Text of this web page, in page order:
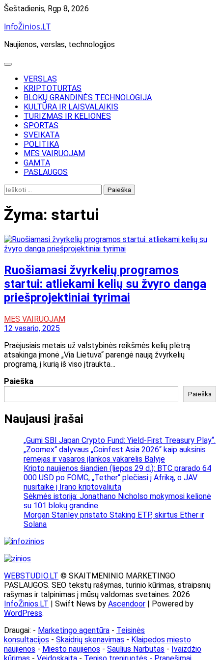
Skip
content
Šeštadienis, Rgp 8, 2026
InfoŽinios.LT
Naujienos, verslas, technologijos
VERSLAS
KRIPTOTURTAS
BLOKŲ GRANDINĖS TECHNOLOGIJA
KULTŪRA IR LAISVALAIKIS
TURIZMAS IR KELIONĖS
SPORTAS
SVEIKATA
POLITIKA
MES VAIRUOJAM
GAMTA
PASLAUGOS
Ieškoti:
Žyma: startui
Ruošiamasi žvyrkelių programos
startui: atliekami kelių su žvyro danga
priešprojektiniai tyrimai
MES VAIRUOJAM
12 vasario, 2025
Praėjusiais metais už valstybinės reikšmės kelių plėtrą
atsakinga įmonė „Via Lietuva“ parengė naują žvyrkelių
programą, į kurią iš viso įtraukta…
Paieška
Paieška
Naujausi įrašai
„Gumi SBI Japan Crypto Fund: Yield-First Treasury Play“.
„Zoomex“ dalyvaus „Coinfest Asia 2026“ kaip auksinis
rėmėjas ir vasaros įlankos vakarėlis Balyje
Kripto naujienos šiandien (liepos 29 d.): BTC prarado 64
000 USD po FOMC, „Tether“ plečiasi į Afriką, o JAV
nusitaikė į Irano kriptovaliutą
Sėkmės istorija: Jonathano Nicholso mokymosi kelionė
su 101 blokų grandine
Morgan Stanley pristato Staking ETP, skirtus Ether ir
Solana
WEBSTUDIO.LT © SKAITMENINIO MARKETINGO
PASLAUGOS. SEO tekstų rašymas, turinio kūrimas, straipsnių
rašymas ir talpinimas į mūsų valdomas svetaines. 2026
InfoŽinios.LT | Swift News by Ascendoor | Powered by
WordPress.
Draugai: - Marketingo agentūra - Teisinės
konsultacijos - Skaidrių skenavimas - Klaipedos miesto
naujienos - Miesto naujienos - Saulius Narbutas - Įvaizdžio
kūrimas - Veidoskaita - Teniso treniruotės - Pranešimai